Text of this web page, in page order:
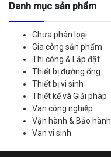
Danh mục sản phẩm
Chưa phân loại
Gia công sản phẩm
Thi công & Lắp đặt
Thiết bị đường ống
Thiết bị vi sinh
Thiết kế và Giải pháp
Van công nghiệp
Vận hành & Bảo hành
Van vi sinh